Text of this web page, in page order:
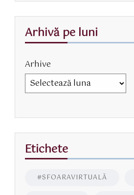
Arhivă pe luni
Arhive
Etichete
#SFOARAVIRTUALĂ